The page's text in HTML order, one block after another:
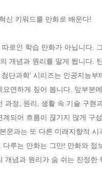
신 키워드를 만화로 배운다!
로인 학습 만화가 아닙니다.
개념과 원리를 알게 됩니다.
단과학’ 시리즈는 인공지능
연하게 짚어 봅니다. 앞부분
과정, 원리, 생활 속 기술 구
되어 흐름이 끊기지 않게 구
문과는 또 다른 미래지향적
루는 만화는 그만! 만화와 정
개념과 원리가 숨 쉬는 진정